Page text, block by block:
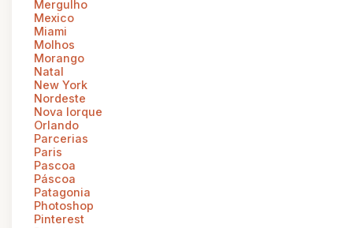
Mergulho
Mexico
Miami
Molhos
Morango
Natal
New York
Nordeste
Nova Iorque
Orlando
Parcerias
Paris
Pascoa
Páscoa
Patagonia
Photoshop
Pinterest